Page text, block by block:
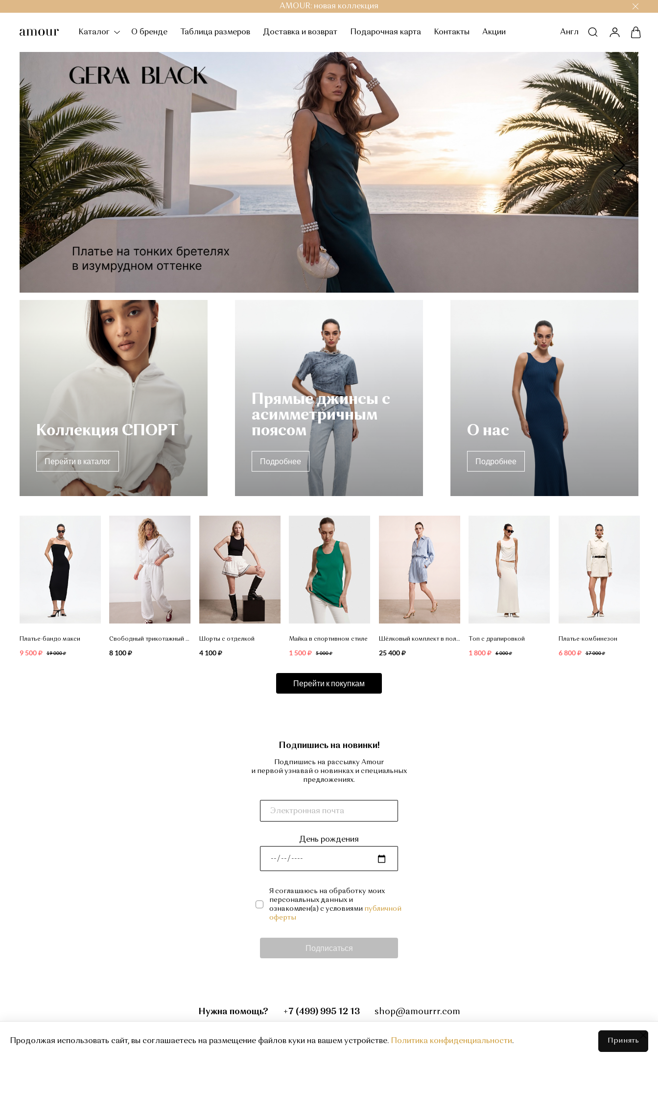
AMOUR: новая коллекция
Каталог О бренде Таблица размеров Доставка и возврат Подарочная карта Контакты Акции Англ
личный
Коллекция СПОРТ
Перейти в каталог
Прямые джинсы с
асимметричным
поясом
Подробнее
О нас
Подробнее
Платье-бандо макси
9 500 19 000
Свободный трикотажный костюм
8 100
Шорты с отделкой
4 100
Майка в спортивном стиле
1 500 5 000
Шёлковый комплект в полоску
25 400
Топ с драпировкой
1 800 6 000
Платье-комбинезон
6 800 17 000
Перейти к покупкам
Подпишись на новинки!
Подпишись на рассылку Amour
и первой узнавай о новинках и специальных
предложениях.
День рождения
Я соглашаюсь на обработку моих
персональных данных и
ознакомлен(а) с условиями публичной
оферты
Подписаться
Нужна помощь? +7 (499) 995 12 13 shop@amourrr.com
Продолжая использовать сайт, вы соглашаетесь на размещение файлов куки на вашем устройстве. Политика конфиденциальности. Принять